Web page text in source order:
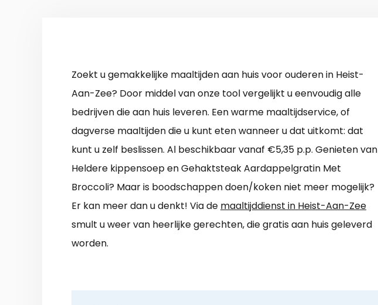
Zoekt u gemakkelijke maaltijden aan huis voor ouderen in Heist-
Aan-Zee? Door middel van onze tool vergelijkt u eenvoudig alle
bedrijven die aan huis leveren. Een warme maaltijdservice, of
dagverse maaltijden die u kunt eten wanneer u dat uitkomt: dat
kunt u zelf beslissen. Al beschikbaar vanaf €5,35 p.p. Genieten van
Heldere kippensoep en Gehaktsteak Aardappelgratin Met
Broccoli? Maar is boodschappen doen/koken niet meer mogelijk?
Er kan meer dan u denkt! Via de maaltijddienst in Heist-Aan-Zee
smult u weer van heerlijke gerechten, die gratis aan huis geleverd
worden.